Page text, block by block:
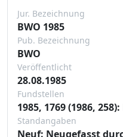
Jur. Bezeichnung
BWO 1985
Pub. Bezeichnung
BWO
Veröffentlicht
28.08.1985
Fundstellen
1985, 1769 (1986,
Standangaben
Neuf: Neugefasst